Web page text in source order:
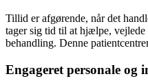
Tillid er afgørende, når det
tager sig tid til at hjælpe, vejlede
behandling. Denne
Engageret personale og